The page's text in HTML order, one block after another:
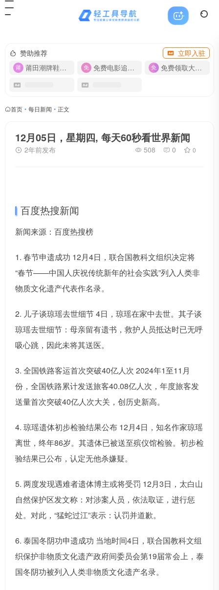
赞助推荐
立即入驻
莆田潮牌鞋服-货源
免费电影追剧APP 免费领取大流量卡【500G】
首页 • 每日新闻 • 正文
12月05日，星期四, 每天60秒看世界新闻
2年前发布 508 0 0
百度热搜新闻
新闻来源：百度热搜榜
1. 春节申遗成功 12月4日，联合国教科文组织决定将
“春节——中国人庆祝传统新年的社会实践”列入人类非
物质文化遗产代表作名录。
2. 儿子谈琼瑶去世细节 4日，琼瑶在家中去世。其子谈
琼瑶去世细节：母亲留有遗书，救护人员抵达时已无呼
吸心跳，因此未将其送医。
3. 全国铁路客运首次突破40亿人次 2024年1至11月
份，全国铁路累计发送旅客40.08亿人次，年度旅客发
送量首次突破40亿人次大关，创历史新高。
4. 琼瑶遗体初步检验结果公布 12月4日，知名作家琼瑶
离世，终年86岁。其遗体已被送至殡仪馆检验。初步检
验结果已公布，认定无他杀嫌疑。
5. 两度发现遇难者遗体博主或将受罚 12月3日，太白山
自然保护区发文称：对涉案人员，依法取证，进行惩
处。对此，“猛蛇过江”表示：认罚并道歉。
6. 泰国冬阴功申遗成功 当地时间4日，联合国教科文组
织保护非物质文化遗产政府间委员会第19届常会上，泰
国冬阴功被列入人类非物质文化遗产名录。